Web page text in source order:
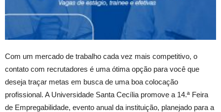
Com um mercado de trabalho cada vez mais competitivo, o
contato com recrutadores é uma ótima opção para você que
deseja traçar metas em busca de uma boa colocação
profissional. A Universidade Santa Cecília promove a 14.ª Feira
de Empregabilidade, evento anual da instituição, planejado para a